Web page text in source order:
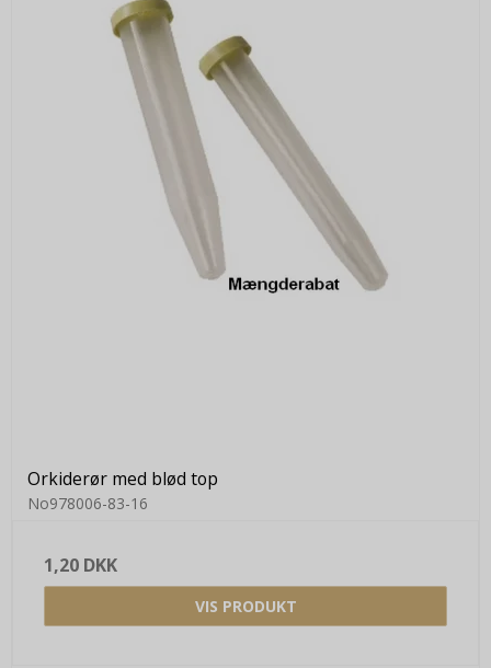
Orkiderør med blød top
No978006-83-16
1,20 DKK
VIS PRODUKT